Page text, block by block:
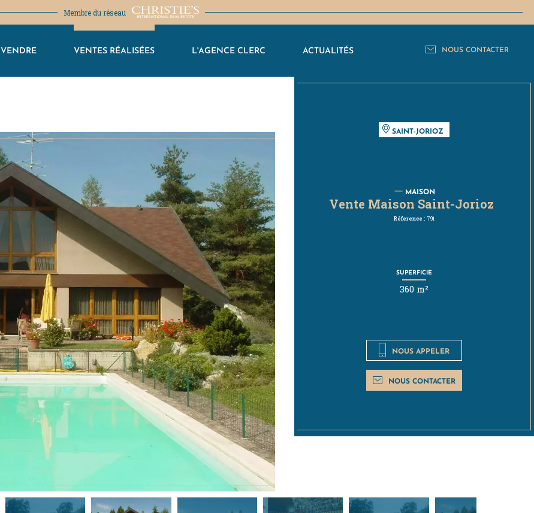
Membre du réseau
VENDRE VENTES RÉALISÉES L'AGENCE CLERC ACTUALITÉS NOUS CONTACTER
SAINT-JORIOZ
MAISON
Vente Maison Saint-Jorioz
Réference : 791
SUPERFICIE
360 m²
NOUS APPELER
NOUS CONTACTER